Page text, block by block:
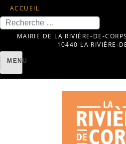
ACCUEIL
Recherche
MAIRIE DE LA RIVIÈRE-DE-
10440 LA RIVIÈRE-